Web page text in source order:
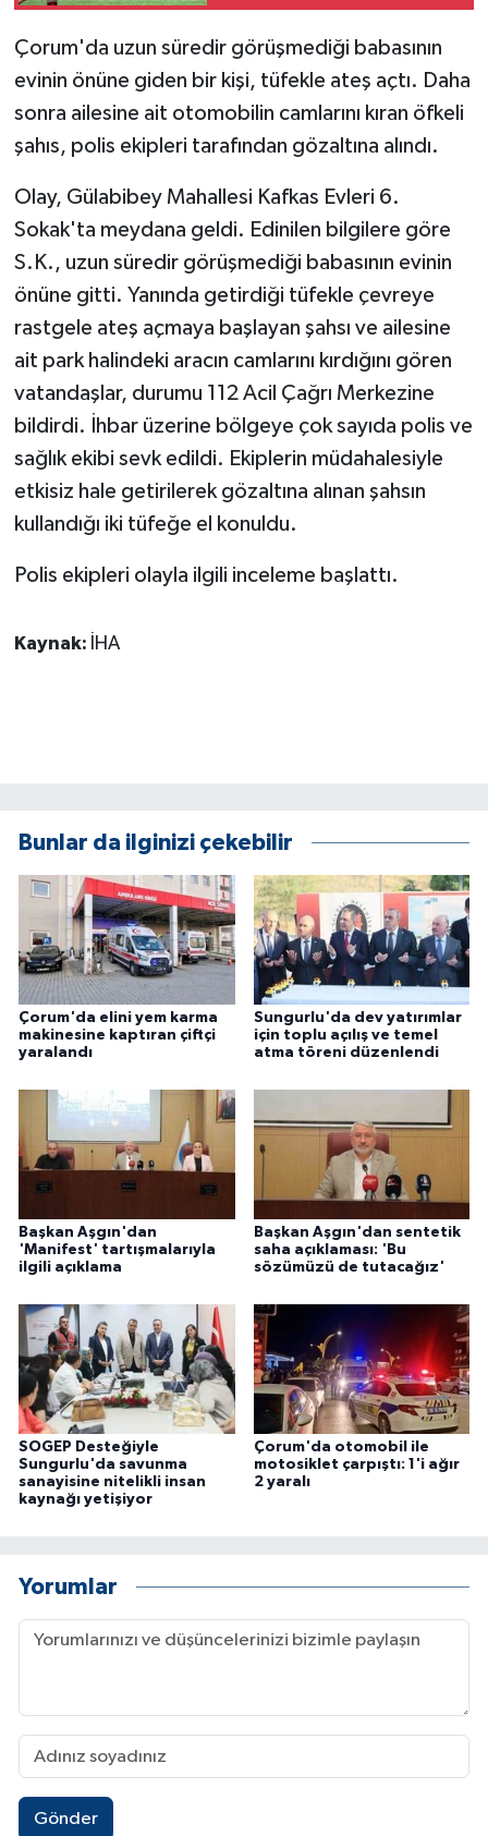
Çorum'da uzun süredir görüşmediği babasının
evinin önüne giden bir kişi, tüfekle ateş açtı. Daha
sonra ailesine ait otomobilin camlarını kıran öfkeli
şahıs, polis ekipleri tarafından gözaltına alındı.
Olay, Gülabibey Mahallesi Kafkas Evleri 6.
Sokak'ta meydana geldi. Edinilen bilgilere göre
S.K., uzun süredir görüşmediği babasının evinin
önüne gitti. Yanında getirdiği tüfekle çevreye
rastgele ateş açmaya başlayan şahsı ve ailesine
ait park halindeki aracın camlarını kırdığını gören
vatandaşlar, durumu 112 Acil Çağrı Merkezine
bildirdi. İhbar üzerine bölgeye çok sayıda polis ve
sağlık ekibi sevk edildi. Ekiplerin müdahalesiyle
etkisiz hale getirilerek gözaltına alınan şahsın
kullandığı iki tüfeğe el konuldu.
Polis ekipleri olayla ilgili inceleme başlattı.
Kaynak: İHA
Bunlar da ilginizi çekebilir
Çorum'da elini yem karma
makinesine kaptıran çiftçi
yaralandı
Sungurlu'da dev yatırımlar
için toplu açılış ve temel
atma töreni düzenlendi
Başkan Aşgın'dan
'Manifest' tartışmalarıyla
ilgili açıklama
Başkan Aşgın'dan sentetik
saha açıklaması: 'Bu
sözümüzü de tutacağız'
SOGEP Desteğiyle
Sungurlu'da savunma
sanayisine nitelikli insan
kaynağı yetişiyor
Çorum'da otomobil ile
motosiklet çarpıştı: 1'i ağır
2 yaralı
Yorumlar
Gönder
Güvenlik
HABERDE İNSAN
İNSAN
İş Dünyası
Jandarma
Kadın
MAGAZİN
Otomobil
ÜLKE GÜNDEMİ
YAŞAM
YEREL
Yerel Haberler